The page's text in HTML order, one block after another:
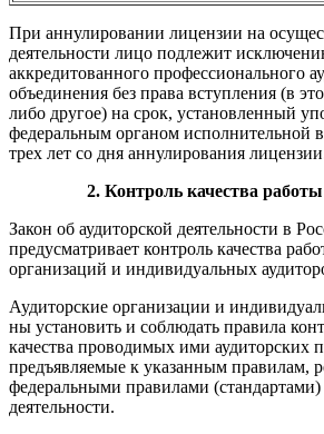
При аннулировании лицензии на
дея­тельности лицо подлежит
аккредитованного профес­сионального
объединения без права вступления (в
либо другое) на срок, установленный
федеральным органом исполнительной
трех лет со дня аннулирования
2. Контроль качества
Закон об аудиторской деятельности в
предусматривает контроль качества
органи­заций и индивидуальных
Аудиторские организации и
ны установить и соблюдать правила
каче­ства проводимых ими аудиторских
предъ­являемые к указанным правилам,
федераль­ными правилами (стандартами)
деятельности.